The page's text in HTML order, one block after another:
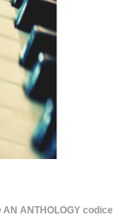
AN ANTHOLOGY codice